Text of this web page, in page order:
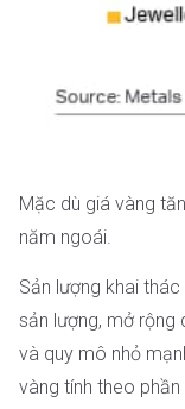
Mặc dù giá vàng
năm ngoái.
Sản lượng khai
sản lượng, mở
và quy mô nhỏ
vàng tính theo